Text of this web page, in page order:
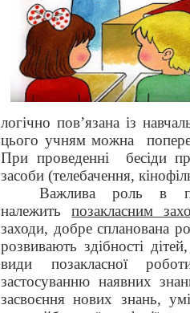
логічно пов’язана із
цього учням можна
При проведенні
бесіди
засоби (телебачення,
Важлива роль в
належитьпозакласним
заходи, добре спланована
розвивають здібності
види позакласної
застосуванню наявних
засвоєння нових знань,